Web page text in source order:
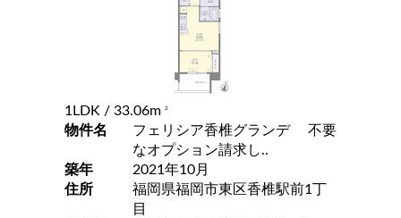
1LDK / 33.06m 2
物件名
フェリシア香椎グランデ 不要
なオプション請求し..
築年
2021年10月
住所
福岡県福岡市東区香椎駅前1丁
目